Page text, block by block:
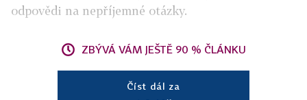
odpovědi na nepříjemné otázky.
ZBÝVÁ VÁM JEŠTĚ 90 % ČLÁNKU
Číst dál za